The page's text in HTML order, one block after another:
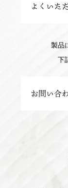
よくいた
製品
下
お問い合